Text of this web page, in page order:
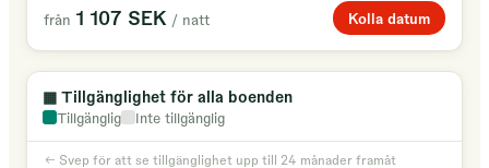
från 1 107 SEK / natt Kolla datum
▦ Tillgänglighet för alla boenden
Tillgänglig Inte tillgänglig
← Svep för att se tillgänglighet upp till 24 månader framåt